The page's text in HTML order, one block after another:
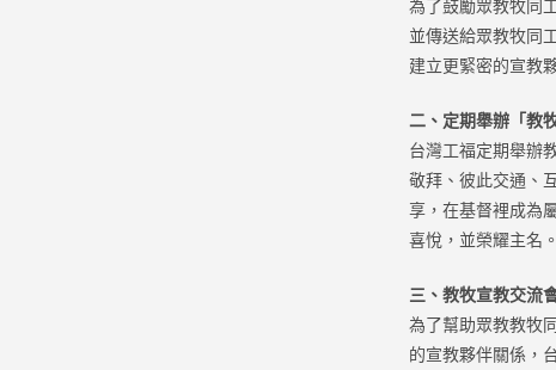
為了鼓勵眾教牧同
並傳送給眾教牧同
建立更緊密的宣教
二、定期舉辦「教
台灣工福定期舉辦
敬拜、彼此交通、
享，在基督裡成為
喜悅，並榮耀主名。
三、教牧宣教交流
為了幫助眾教教牧
的宣教夥伴關係，